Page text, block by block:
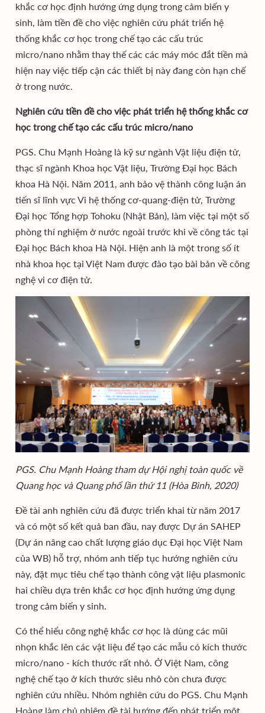
khắc cơ học định hướng ứng dụng trong cảm biến y
sinh, làm tiền đề cho việc nghiên cứu phát triển hệ
thống khắc cơ học trong chế tạo các cấu trúc
micro/nano nhằm thay thế các các máy móc đắt tiền mà
hiện nay việc tiếp cận các thiết bị này đang còn hạn chế
ở trong nước.
Nghiên cứu tiền đề cho việc phát triển hệ thống khắc cơ
học trong chế tạo các cấu trúc micro/nano
PGS. Chu Mạnh Hoàng là kỹ sư ngành Vật liệu điện tử,
thạc sĩ ngành Khoa học Vật liệu, Trường Đại học Bách
khoa Hà Nội. Năm 2011, anh bảo vệ thành công luận án
tiến sĩ lĩnh vực Vi hệ thống cơ-quang-điện tử, Trường
Đại học Tổng hợp Tohoku (Nhật Bản), làm việc tại một số
phòng thí nghiệm ở nước ngoài trước khi về công tác tại
Đại học Bách khoa Hà Nội. Hiện anh là một trong số ít
nhà khoa học tại Việt Nam được đào tạo bài bản về công
nghệ vi cơ điện tử.
PGS. Chu Mạnh Hoàng tham dự Hội nghị toàn quốc về
Quang học và Quang phổ lần thứ 11 (Hòa Bình, 2020)
Đề tài anh nghiên cứu đã được triển khai từ năm 2017
và có một số kết quả ban đầu, nay được Dự án SAHEP
(Dự án nâng cao chất lượng giáo dục Đại học Việt Nam
của WB) hỗ trợ, nhóm anh tiếp tục hướng nghiên cứu
này, đặt mục tiêu chế tạo thành công vật liệu plasmonic
hai chiều dựa trên khắc cơ học định hướng ứng dụng
trong cảm biến y sinh.
Có thể hiểu công nghệ khắc cơ học là dùng các mũi
nhọn khắc lên các vật liệu để tạo các mẫu có kích thước
micro/nano - kích thước rất nhỏ. Ở Việt Nam, công
nghệ chế tạo ở kích thước siêu nhỏ còn chưa được
nghiên cứu nhiều. Nhóm nghiên cứu do PGS. Chu Mạnh
Hoàng làm chủ nhiệm đề tài hướng đến phát triển một